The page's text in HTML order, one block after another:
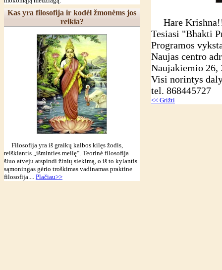
Kas yra filosofija ir kodėl žmonėms jos
reikia?
Filosofija yra iš graikų kalbos kilęs žodis,
reiškiantis „išminties meilę“. Teorinė filosofija
šiuo atveju atspindi žinių siekimą, o iš to kylantis
sąmoningas gėrio troškimas vadinamas praktine
filosofija.... Plačiau>>
Hare
Tesiasi "Bhakti
Programos
Naujas centro
Naujakiemio 26,
Visi norintys
tel. 868445727
<< Grižti